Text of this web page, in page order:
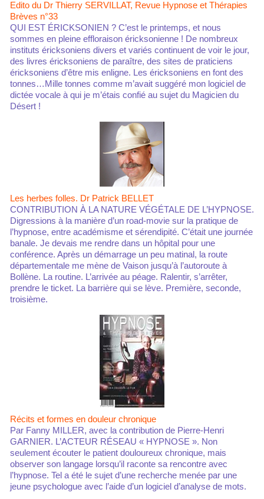
Edito du Dr Thierry SERVILLAT, Revue Hypnose et Thérapies
Brèves n°33
QUI EST ÉRICKSONIEN ? C’est le printemps, et nous
sommes en pleine effloraison éricksonienne ! De nombreux
instituts éricksoniens divers et variés continuent de voir le jour,
des livres éricksoniens de paraître, des sites de praticiens
éricksoniens d’être mis enligne. Les éricksoniens en font des
tonnes…Mille tonnes comme m’avait suggéré mon logiciel de
dictée vocale à qui je m’étais confié au sujet du Magicien du
Désert !
Les herbes folles. Dr Patrick BELLET
CONTRIBUTION À LA NATURE VÉGÉTALE DE L’HYPNOSE.
Digressions à la manière d’un road-movie sur la pratique de
l’hypnose, entre académisme et sérendipité. C’était une journée
banale. Je devais me rendre dans un hôpital pour une
conférence. Après un démarrage un peu matinal, la route
départementale me mène de Vaison jusqu’à l’autoroute à
Bollène. La routine. L’arrivée au péage. Ralentir, s’arrêter,
prendre le ticket. La barrière qui se lève. Première, seconde,
troisième.
Récits et formes en douleur chronique
Par Fanny MILLER, avec la contribution de Pierre-Henri
GARNIER. L’ACTEUR RÉSEAU « HYPNOSE ». Non
seulement écouter le patient douloureux chronique, mais
observer son langage lorsqu’il raconte sa rencontre avec
l’hypnose. Tel a été le sujet d’une recherche menée par une
jeune psychologue avec l’aide d’un logiciel d’analyse de mots.